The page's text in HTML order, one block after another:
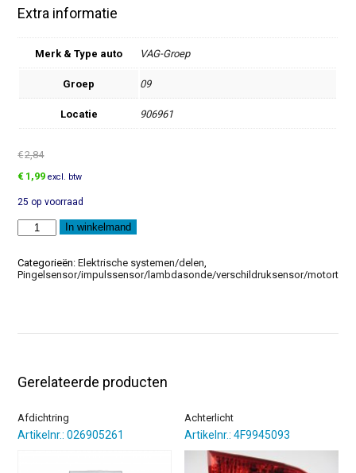
Extra informatie
Merk & Type auto VAG-Groep
Groep 09
Locatie 906961
€2,84
Oorspronkelijke
was:
€2,84.
€ 1,99Huidige
is:
€1,99.
excl. btw
25 op voorraad
Rom
software-
aanpassing
aantal
In winkelmand
Categorieën:Elektrische systemen/delen,
Pingelsensor/impulssensor/lambdasonde/verschildruksensor/
Gerelateerde producten
Afdichtring
Artikelnr.: 026905261
Achterlicht
Artikelnr.: 4F9945093